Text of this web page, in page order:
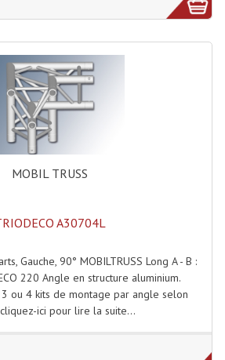
Système De Conférence
Système Visite Guidée
Securité EN-54
Boucle Magnétique
AG29 Structure Contest
Structure Contest
MOBIL TRUSS
A30704L
Gauche, 90° MOBILTRUSS Long A - B :
220 Angle en structure aluminium.
ou 4 kits de montage par angle selon
ici pour lire la suite...